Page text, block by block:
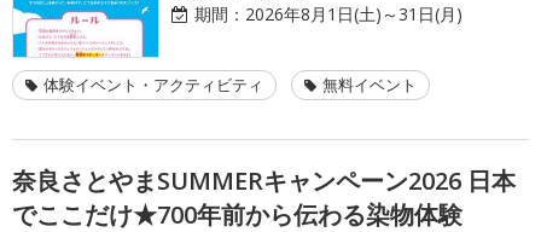
期間： 2026年8月1日(土)～31日(月)
体験イベント・アクティビティ 無料イベント
奈良さとやまSUMMERキャンペーン2026 日本
でここだけ★700年前から伝わる染物体験